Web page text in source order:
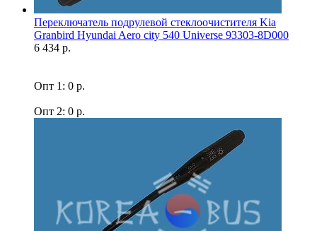
Переключатель подрулевой стеклоочистителя Kia
Granbird Hyundai Aero city 540 Universe 93303-8D000
6 434 р.
Опт 1: 0 р.
Опт 2: 0 р.